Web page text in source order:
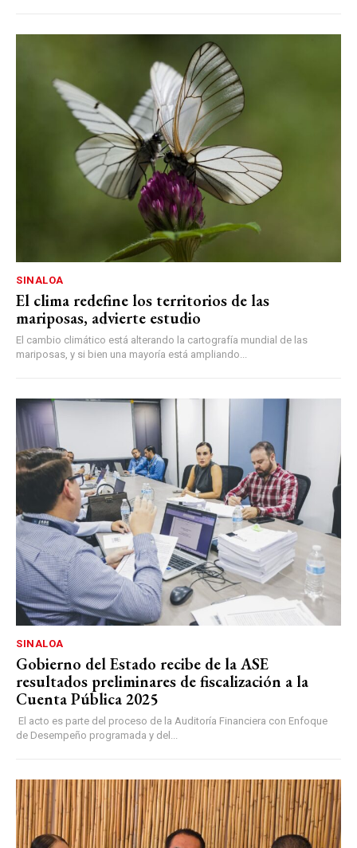
SINALOA
El clima redefine los territorios de las
mariposas, advierte estudio
El cambio climático está alterando la cartografía mundial de las
mariposas, y si bien una mayoría está ampliando...
SINALOA
Gobierno del Estado recibe de la ASE
resultados preliminares de fiscalización a la
Cuenta Pública 2025
El acto es parte del proceso de la Auditoría Financiera con Enfoque
de Desempeño programada y del...